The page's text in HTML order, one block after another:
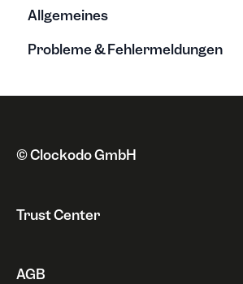
Allgemeines
Grundwissen zur Zeiterfassung
Sonstiges
Probleme & Fehlermeldungen
© Clockodo GmbH
Trust Center
AGB